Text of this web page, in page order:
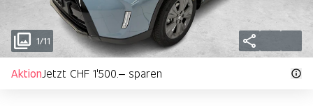
1/11
AktionJetzt CHF 1'500.– sparen